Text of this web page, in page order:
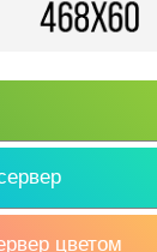
цветом